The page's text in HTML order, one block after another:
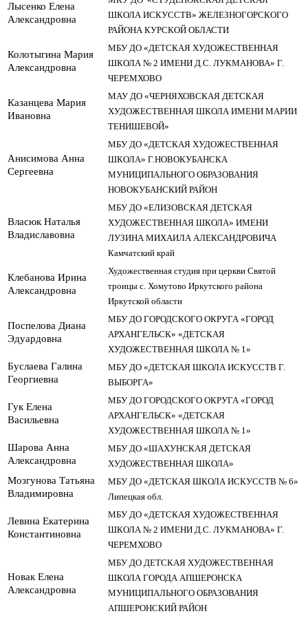
Лысенко Елена
Александровна
ШКОЛА ИСКУССТВ» ЖЕЛЕЗНОГОРСКОГО
РАЙОНА КУРСКОЙ ОБЛАСТИ
Колотыгина Мария
Александровна
МБУ ДО «ДЕТСКАЯ ХУДОЖЕСТВЕННАЯ
ШКОЛА № 2 ИМЕНИ Д.С. ЛУКМАНОВА» Г.
ЧЕРЕМХОВО
Казанцева Мария
Ивановна
МАУ ДО «ЧЕРНЯХОВСКАЯ ДЕТСКАЯ
ХУДОЖЕСТВЕННАЯ ШКОЛА ИМЕНИ МАРИИ
ТЕНИШЕВОЙ»
Анисимова Анна
Сергеевна
МБУ ДО «ДЕТСКАЯ ХУДОЖЕСТВЕННАЯ
ШКОЛА» Г.НОВОКУБАНСКА
МУНИЦИПАЛЬНОГО ОБРАЗОВАНИЯ
НОВОКУБАНСКИЙ РАЙОН
Власюк Наталья
Владиславовна
МБУ ДО «ЕЛИЗОВСКАЯ ДЕТСКАЯ
ХУДОЖЕСТВЕННАЯ ШКОЛА» ИМЕНИ
ЛУЗИНА МИХАИЛА АЛЕКСАНДРОВИЧА
Камчатский край
Клебанова Ирина
Александровна
Художественная студия при церкви Святой
троицы с. Хомутово Иркутского района
Иркутской области
Поспелова Диана
Эдуардовна
МБУ ДО ГОРОДСКОГО ОКРУГА «ГОРОД
АРХАНГЕЛЬСК» «ДЕТСКАЯ
ХУДОЖЕСТВЕННАЯ ШКОЛА № 1»
Буслаева Галина
Георгиевна
МБУ ДО «ДЕТСКАЯ ШКОЛА ИСКУССТВ Г.
ВЫБОРГА»
Гук Елена
Васильевна
МБУ ДО ГОРОДСКОГО ОКРУГА «ГОРОД
АРХАНГЕЛЬСК» «ДЕТСКАЯ
ХУДОЖЕСТВЕННАЯ ШКОЛА № 1»
Шарова Анна
Александровна
МБУ ДО «ШАХУНСКАЯ ДЕТСКАЯ
ХУДОЖЕСТВЕННАЯ ШКОЛА»
Мозгунова Татьяна
Владимировна
МБУ ДО «ДЕТСКАЯ ШКОЛА ИСКУССТВ № 6»
Липецкая обл.
Левина Екатерина
Константиновна
МБУ ДО «ДЕТСКАЯ ХУДОЖЕСТВЕННАЯ
ШКОЛА № 2 ИМЕНИ Д.С. ЛУКМАНОВА» Г.
ЧЕРЕМХОВО
Новак Елена
Александровна
МБУ ДО ДЕТСКАЯ ХУДОЖЕСТВЕННАЯ
ШКОЛА ГОРОДА АПШЕРОНСКА
МУНИЦИПАЛЬНОГО ОБРАЗОВАНИЯ
АПШЕРОНСКИЙ РАЙОН